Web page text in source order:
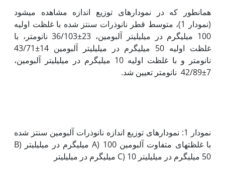
همان‫طور که در نمودارهای توزیع اندازه مشاهده می­شود
(نمودار 1)، متوسط قطر نانوذرات سنتز­ شده با غلظت اولیه
100 میلی­گرم در میلی­لیتر آلبومین، 23±36/103 نانومتر، با
غلظت اولیه 50 میلی­گرم در میلی­لیتر آلبومین 14±43/71
نانومتر و با غلظت اولیه 10 میلی­گرم در میلی­لیتر آلبومین،
7±42/89 نانومتر تعیین شد.
نمودار 1: نمودار­های توزیع اندازه نانوذرات آلبومین سنتز شده
با غلظت­های متفاوت آلبومین A) 100 میلی­گرم در میلی­لیتر B)
50 میلی­گرم در میلی‫لیتر C) 10 میلی­گرم در میلی­لیتر